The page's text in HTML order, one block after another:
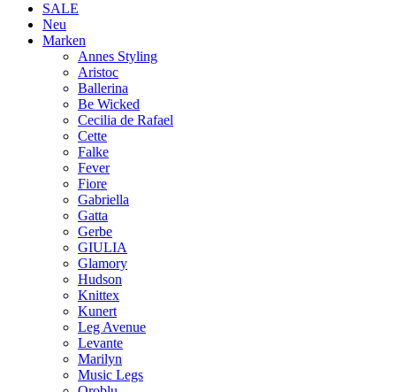
SALE
Neu
Marken
Annes Styling
Aristoc
Ballerina
Be Wicked
Cecilia de Rafael
Cette
Falke
Fever
Fiore
Gabriella
Gatta
Gerbe
GIULIA
Glamory
Hudson
Knittex
Kunert
Leg Avenue
Levante
Marilyn
Music Legs